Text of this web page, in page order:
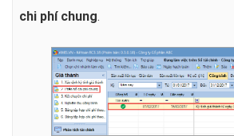
chi phí chung.